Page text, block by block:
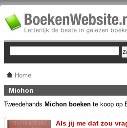
Home
Michon
Tweedehands Michon boeken te koop op
Als jij me dat zou